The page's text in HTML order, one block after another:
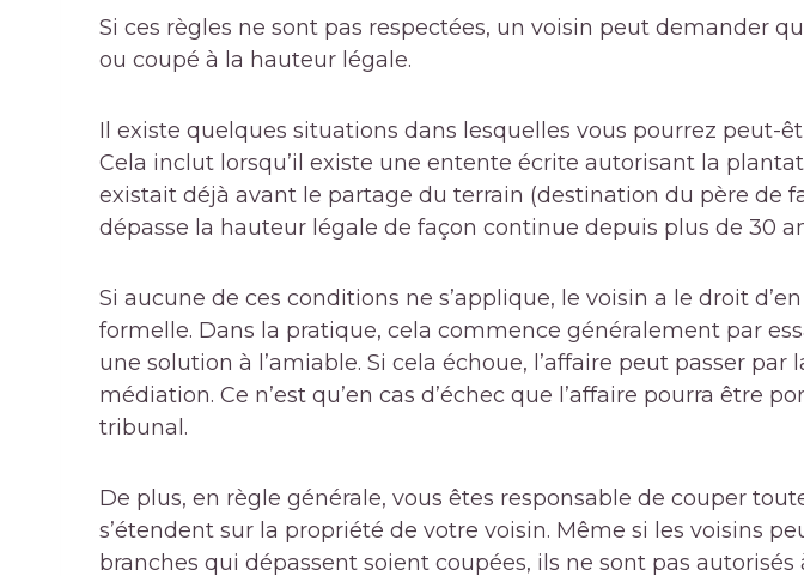
Si ces règles ne sont pas respectées, un voisin peut demander
ou coupé à la hauteur légale.
Il existe quelques situations dans lesquelles vous pourrez peut-
Cela inclut lorsqu’il existe une entente écrite autorisant la
existait déjà avant le partage du terrain (destination du père de
dépasse la hauteur légale de façon continue depuis plus de 30
Si aucune de ces conditions ne s’applique, le voisin a le droit
formelle. Dans la pratique, cela commence généralement par
une solution à l’amiable. Si cela échoue, l’affaire peut passer par
médiation. Ce n’est qu’en cas d’échec que l’affaire pourra être
tribunal.
De plus, en règle générale, vous êtes responsable de couper
s’étendent sur la propriété de votre voisin. Même si les voisins
branches qui dépassent soient coupées, ils ne sont pas autorisés